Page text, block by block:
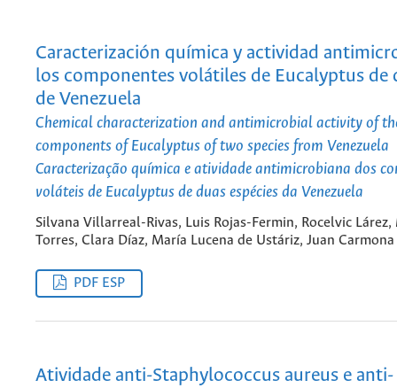
Caracterización química y actividad
los componentes volátiles de Eucalyptus de
de Venezuela
Chemical characterization and antimicrobial activity of
components of Eucalyptus of two species from Venezuela
Caracterização química e atividade antimicrobiana dos
voláteis de Eucalyptus de duas espécies da Venezuela
Silvana Villarreal-Rivas, Luis Rojas-Fermin, Rocelvic Lárez,
Torres, Clara Díaz, María Lucena de Ustáriz, Juan Carmona
PDF ESP
Atividade anti-Staphylococcus aureus e